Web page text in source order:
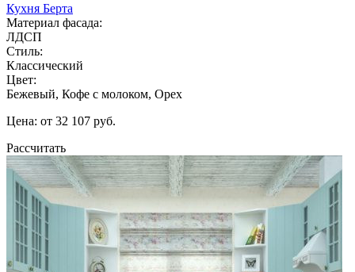
Кухня Берта
Материал фасада:
ЛДСП
Стиль:
Классический
Цвет:
Бежевый, Кофе с молоком, Орех
Цена: от 32 107 руб.
Рассчитать